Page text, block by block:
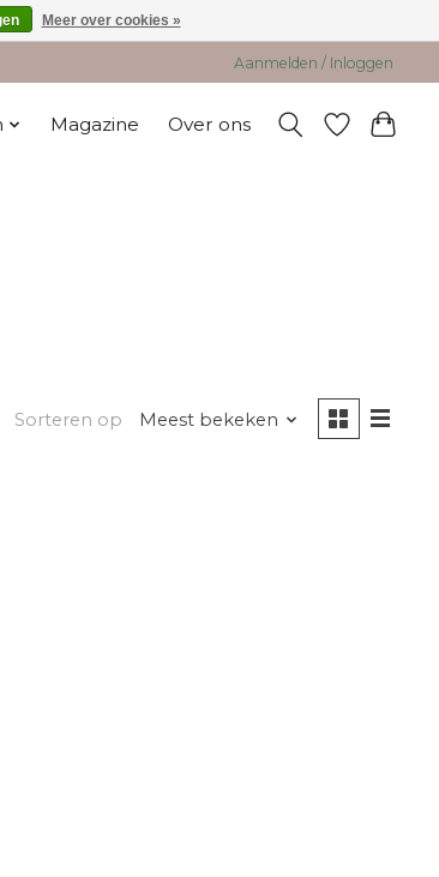
Aanmelden / Inloggen
Magazine Over ons
Sorteren op Meest bekeken
Meer over cookies »